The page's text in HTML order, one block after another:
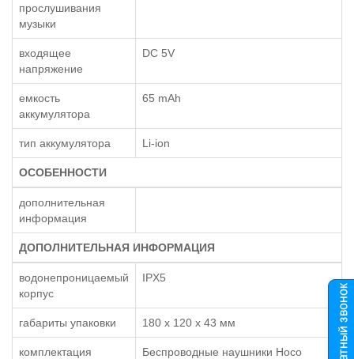
прослушивания
музыки
входящее
напряжение
DC 5V
емкость
аккумулятора
65 mAh
тип аккумулятора Li-ion
ОСОБЕННОСТИ
дополнительная
информация
ДОПОЛНИТЕЛЬНАЯ ИНФОРМАЦИЯ
водонепроницаемый
корпус
IPX5
габариты упаковки 180 x 120 x 43 мм
комплектация
Беспроводные наушники Hoco